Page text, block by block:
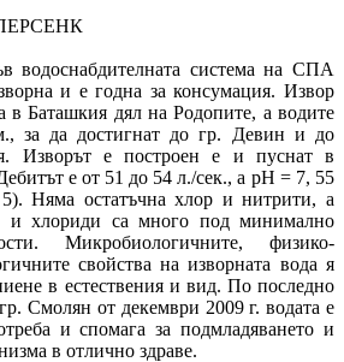
водоснабдителната система на СПА
и е годна за консумация. Извор
в Баташкия дял на Родопите, а водите
за да достигнат до гр. Девин и до
Изворът е построен е и пуснат в
е от 51 до 54 л./сек., а pH = 7, 55
Няма остатъчна хлор и нитрити, а
и хлориди са много под минимално
Микробиологичните, физико-
свойства на изворната вода я
в естествения и вид. По последно
Смолян от декември 2009 г. водата е
и спомага за подмладяването и
в отлично здраве.